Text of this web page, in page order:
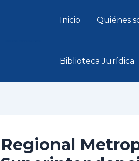
Inicio Quiénes
Biblioteca Jurídica
Regional